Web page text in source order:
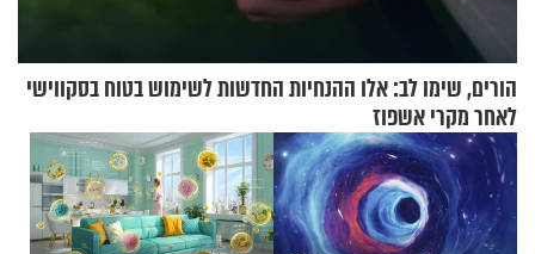
הורים, שימו לב: אלו ההנחיות החדשות לשימוש בטוח בסקווישי
לאחר מקרי אשפוז